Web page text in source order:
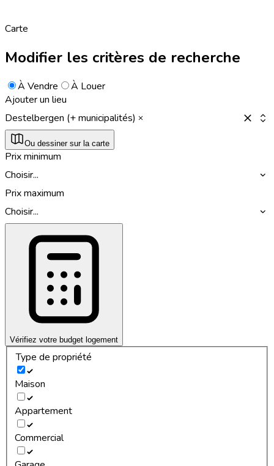
Carte
Modifier les critères de recherche
À Vendre
À Louer
Ajouter un lieu
Destelbergen (+ municipalités)
Ou dessiner sur la carte
Prix minimum
Choisir...
Prix maximum
Choisir...
Vérifiez votre budget logement
Type de propriété
Maison
Appartement
Commercial